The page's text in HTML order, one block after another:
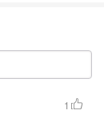
1